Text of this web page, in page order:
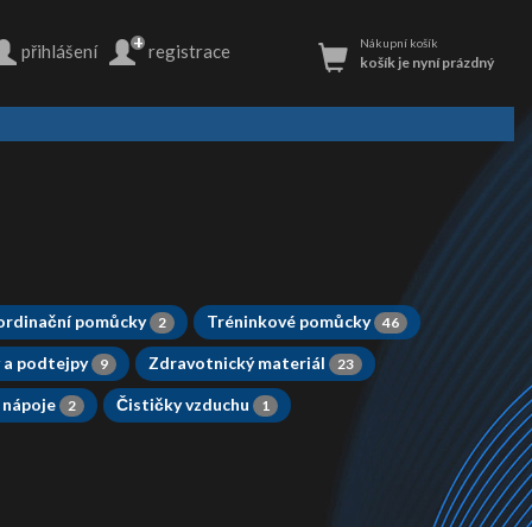
+ registrace
přihlášení Nákupní košík
košík je nyní prázdný
pomůcky 2 Tréninkové pomůcky 46
a podtejpy 9 Zdravotnický materiál 23
2 Čističky vzduchu 1